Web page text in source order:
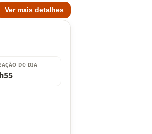
Ver mais detalhes
DO DIA